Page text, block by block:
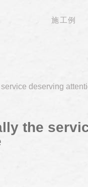
施工例
deserving
the